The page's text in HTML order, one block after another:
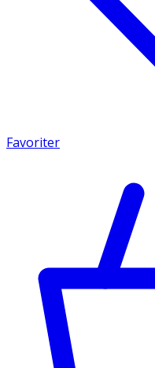
Favoriter